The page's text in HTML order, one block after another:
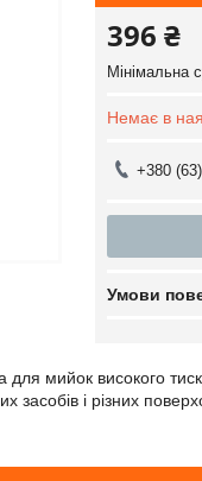
396 ₴
Мінімальна
Немає в
+380
для мийок високого
засобів і різних